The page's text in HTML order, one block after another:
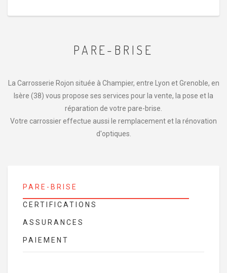
PARE-BRISE
La Carrosserie Rojon située à Champier, entre Lyon et Grenoble, en
Isère (38) vous propose ses services pour la vente, la pose et la
réparation de votre pare-brise.
Votre carrossier effectue aussi le remplacement et la rénovation
d'optiques.
PARE-BRISE
CERTIFICATIONS
ASSURANCES
PAIEMENT